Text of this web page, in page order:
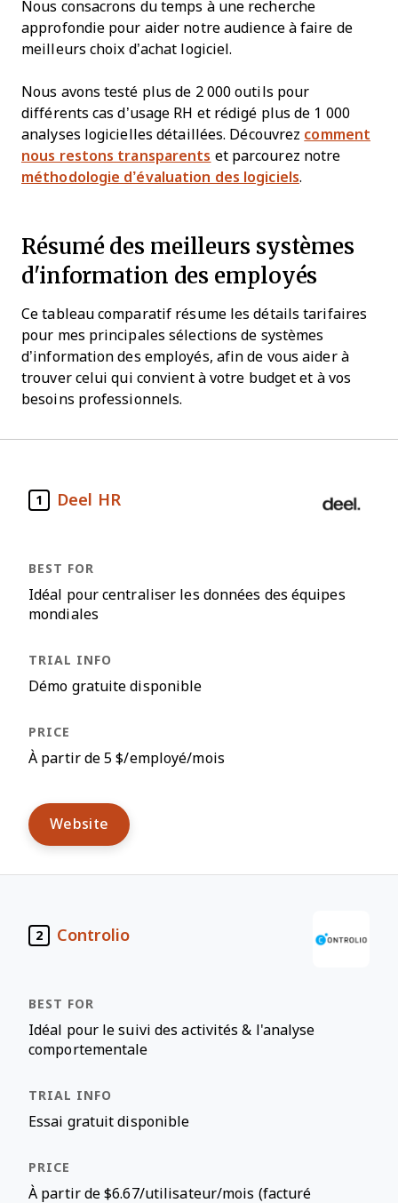
Nous consacrons du temps à une recherche
approfondie pour aider notre audience à faire de
meilleurs choix d’achat logiciel.
Nous avons testé plus de 2 000 outils pour
différents cas d’usage RH et rédigé plus de 1 000
analyses logicielles détaillées. Découvrez comment
nous restons transparents et parcourez notre
méthodologie d’évaluation des logiciels.
Résumé des meilleurs systèmes
d'information des employés
Ce tableau comparatif résume les détails tarifaires
pour mes principales sélections de systèmes
d’information des employés, afin de vous aider à
trouver celui qui convient à votre budget et à vos
besoins professionnels.
1 Deel HR
Idéal pour centraliser les données des équipes
mondiales
Démo gratuite disponible
À partir de 5 $/employé/mois
Website
2 Controlio
Idéal pour le suivi des activités & l'analyse
comportementale
Essai gratuit disponible
À partir de $6.67/utilisateur/mois (facturé